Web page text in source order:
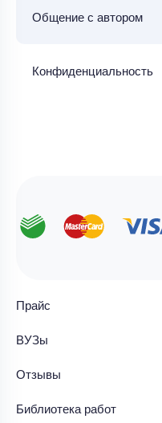
Общение с автором
Конфиденциальность
Прайс
ВУЗы
Отзывы
Библиотека работ